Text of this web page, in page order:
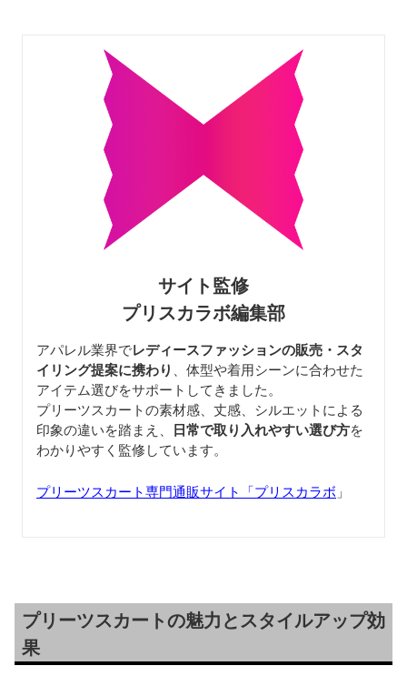
サイト監修
プリスカラボ編集部
アパレル業界でレディースファッションの販売・スタ
イリング提案に携わり
、体型や着用シーンに合わせた
アイテム選びをサポートしてきました。
プリーツスカートの素材感、丈感、シルエットによる
印象の違いを踏まえ、 日常で取り入れやすい選び方を
わかりやすく監修しています。
プリーツスカート専門通販サイト「プリスカラボ 」
プリーツスカートの魅力とスタイルアップ効
果